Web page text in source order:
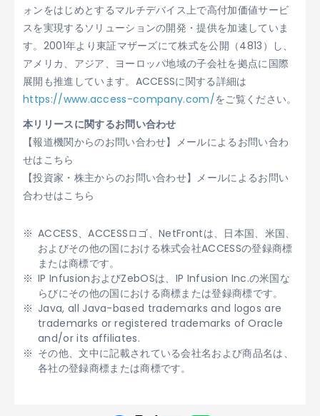
ォンをはじめとするマルチデバイス上で高付加価値サービ
スを実現するソリューションの開発・提供を加速していま
す。2001年より東証マザーズにて株式を公開（4813）し、
アメリカ、アジア、ヨーロッパ地域の子会社を拠点に国際
展開も推進しています。ACCESSに関する詳細は
https://www.access-company.com/をご覧ください。
本リリースに関するお問い合わせ
【報道機関からのお問い合わせ】メールによるお問い合わ
せはこちら
【投資家・株主からのお問い合わせ】メールによるお問い
合わせはこちら
ACCESS、ACCESSロゴ、NetFrontは、日本国、米国、
およびその他の国における株式会社ACCESSの登録商標
または商標です。
IP InfusionおよびZebOSは、IP Infusion Inc.の米国な
らびにその他の国における商標または登録商標です。
Java, all Java-based trademarks and logos are
trademarks or registered trademarks of Oracle
and/or its affiliates.
その他、文中に記載されている会社名および商品名は、
各社の登録商標または商標です。